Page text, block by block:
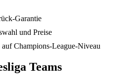
Garantie
und Preise
Champions-League-Niveau
Teams